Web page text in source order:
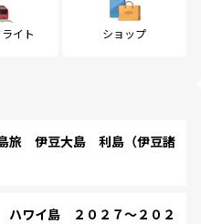
イト ショップ
旅 伊豆大島 利島（伊豆諸
ワイ島 ２０２７～２０２